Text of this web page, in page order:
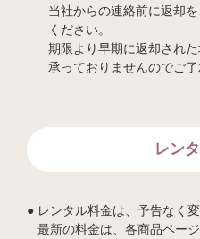
当社からの連絡前に返却
ください。
期限より早期に返却され
承っておりませんのでご了
レン
レンタル料金は、予告なく
最新の料金は、各商品ペー